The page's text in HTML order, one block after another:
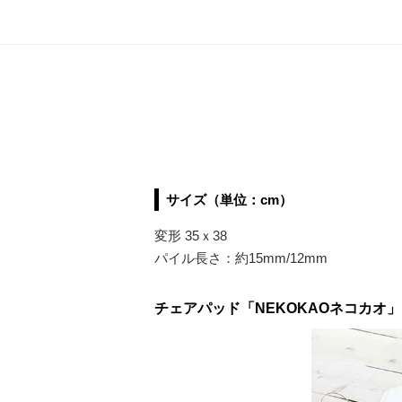
サイズ（単位：cm）
変形 35ｘ38
パイル長さ：約15mm/12mm
チェアパッド「NEKOKAOネコカオ」